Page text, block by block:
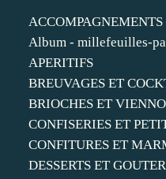
ACCOMPAGNEMENTS
Album - millefeuilles-
APERITIFS
BREUVAGES ET
BRIOCHES ET
CONFISERIES ET
CONFITURES ET
DESSERTS ET